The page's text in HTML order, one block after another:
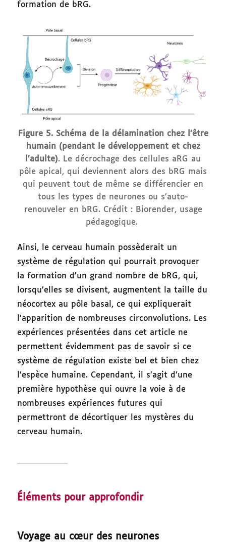
formation de bRG.
Figure 5. Schéma de la délamination chez l’être
humain (pendant le développement et chez
l’adulte). Le décrochage des cellules aRG au
pôle apical, qui deviennent alors des bRG mais
qui peuvent tout de même se différencier en
tous les types de neurones ou s’auto-
renouveler en bRG. Crédit : Biorender, usage
pédagogique.
Ainsi, le cerveau humain possèderait un
système de régulation qui pourrait provoquer
la formation d’un grand nombre de bRG, qui,
lorsqu’elles se divisent, augmentent la taille du
néocortex au pôle basal, ce qui expliquerait
l’apparition de nombreuses circonvolutions. Les
expériences présentées dans cet article ne
permettent évidemment pas de savoir si ce
système de régulation existe bel et bien chez
l’espèce humaine. Cependant, il s’agit d’une
première hypothèse qui ouvre la voie à de
nombreuses expériences futures qui
permettront de décortiquer les mystères du
cerveau humain.
Éléments pour approfondir
Voyage au cœur des neurones